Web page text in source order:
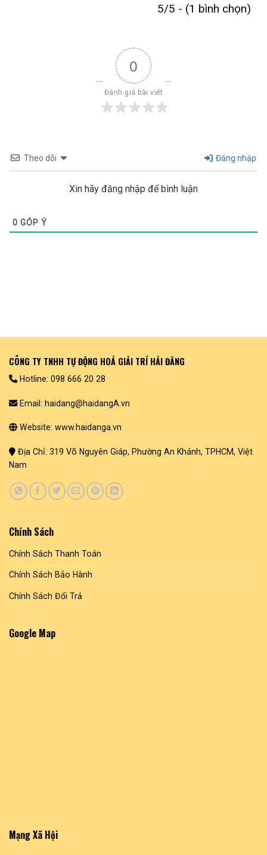
5/5 - (1 bình chọn)
0
Đánh giá bài viết
Theo dõi Đăng nhập
Xin hãy đăng nhập để bình luận
0 GÓP Ý
CÔNG TY TNHH TỰ ĐỘNG HOÁ GIẢI TRÍ HẢI ĐĂNG
Hotline: 098 666 20 28
Email: haidang@haidangA.vn
Website: www.haidanga.vn
Địa Chỉ: 319 Võ Nguyên Giáp, Phường An Khánh, TPHCM, Việt
Nam
Chính Sách
Chính Sách Thanh Toán
Chính Sách Bảo Hành
Chính Sách Đổi Trả
Google Map
Mạng Xã Hội